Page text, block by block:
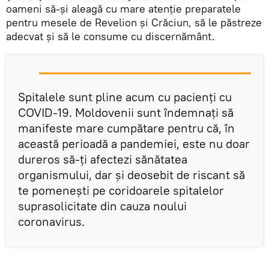
oameni să-și aleagă cu mare atenție preparatele
pentru mesele de Revelion și Crăciun, să le păstreze
adecvat și să le consume cu discernământ.
Spitalele sunt pline acum cu pacienți cu
COVID-19. Moldovenii sunt îndemnați să
manifeste mare cumpătare pentru că, în
această perioadă a pandemiei, este nu doar
dureros să-ți afectezi sănătatea
organismului, dar și deosebit de riscant să
te pomenești pe coridoarele spitalelor
suprasolicitate din cauza noului
coronavirus.